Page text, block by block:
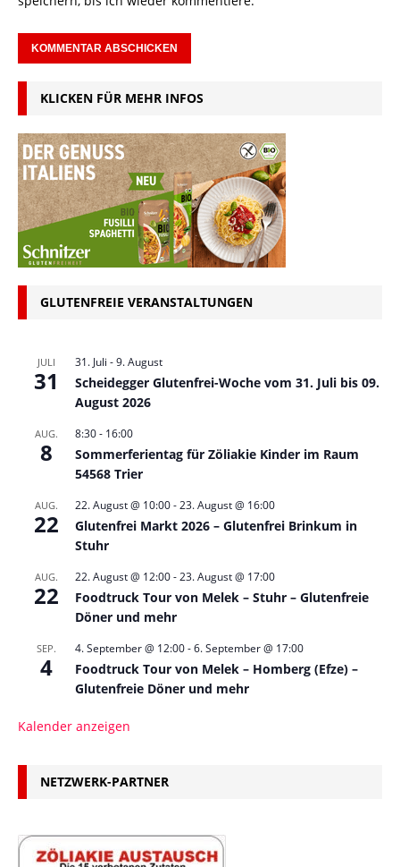
KLICKEN FÜR MEHR INFOS
GLUTENFREIE VERANSTALTUNGEN
JULI
31
31. Juli -9. August
Scheidegger Glutenfrei-Woche vom 31. Juli bis 09.
August 2026
AUG.
8
8:30- 16:00
Sommerferientag für Zöliakie Kinder im Raum
54568 Trier
AUG.
22
22. August @ 10:00-23. August @ 16:00
Glutenfrei Markt 2026 – Glutenfrei Brinkum in
Stuhr
AUG.
22
22. August @ 12:00-23. August @ 17:00
Foodtruck Tour von Melek – Stuhr – Glutenfreie
Döner und mehr
SEP.
4
4. September @ 12:00-6. September @ 17:00
Foodtruck Tour von Melek – Homberg (Efze) –
Glutenfreie Döner und mehr
Kalender anzeigen
NETZWERK-PARTNER